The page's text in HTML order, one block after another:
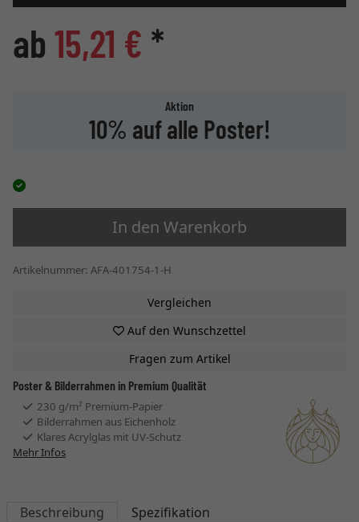
ab 15,21 € *
Aktion
10% auf alle Poster!
In den Warenkorb
Artikelnummer: AFA-401754-1-H
Vergleichen
Auf den Wunschzettel
Fragen zum Artikel
Poster & Bilderrahmen in Premium Qualität
230 g/m² Premium-Papier
Bilderrahmen aus Eichenholz
Klares Acrylglas mit UV-Schutz
Mehr Infos
Beschreibung Spezifikation